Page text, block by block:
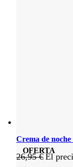
OFERTA
Crema de
26,95€ El